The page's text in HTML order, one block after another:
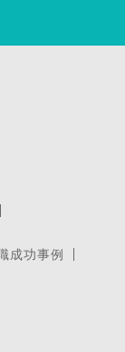
成功事例